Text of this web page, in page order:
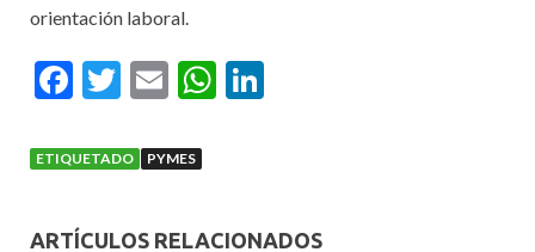
orientación laboral.
F
e
o
T
itt
E
ai
W
A n
ETIQUETADO PYMES
ARTÍCULOS RELACIONADOS